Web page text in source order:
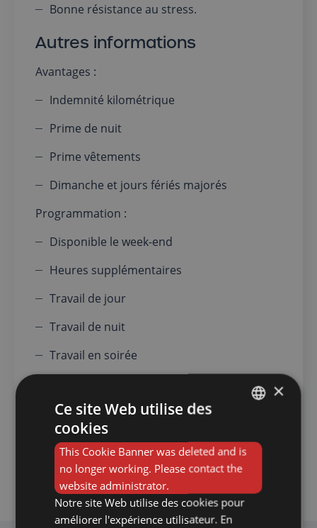
Bonne résistance au stress.
Autres informations
Avantages :
Indemnité kilométrique
Prime de nuit
Prime vêtements
Dimanche et jours fériés majorés
Programmation :
Disponible le week-end
Heures supplémentaires
Travail de jour
Travail de nuit
Travail en soirée
POSTULER
PARTAGER
DUTCH
×
Ce site Web utilise des
cookies
This Cookie Banner was deleted and is
no longer working. Please contact the
website administrator.
Notre site Web utilise des cookies pour
améliorer l'expérience utilisateur. En